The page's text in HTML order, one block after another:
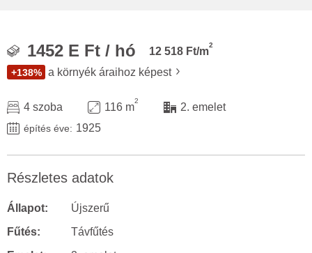
1452 E Ft / hó 12 518 Ft/m
2
+138% a környék áraihoz képest
4 szoba 116 m
2
2. emelet
építés éve: 1925
Részletes adatok
Állapot:
Újszerű
Fűtés:
Távfűtés